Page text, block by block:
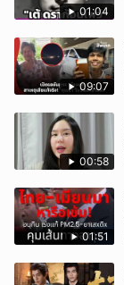
01:04
09:07
00:58
01:51